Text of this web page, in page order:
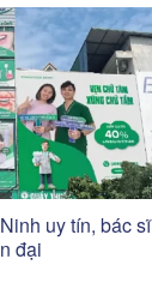
uy tín, bác sĩ
đại